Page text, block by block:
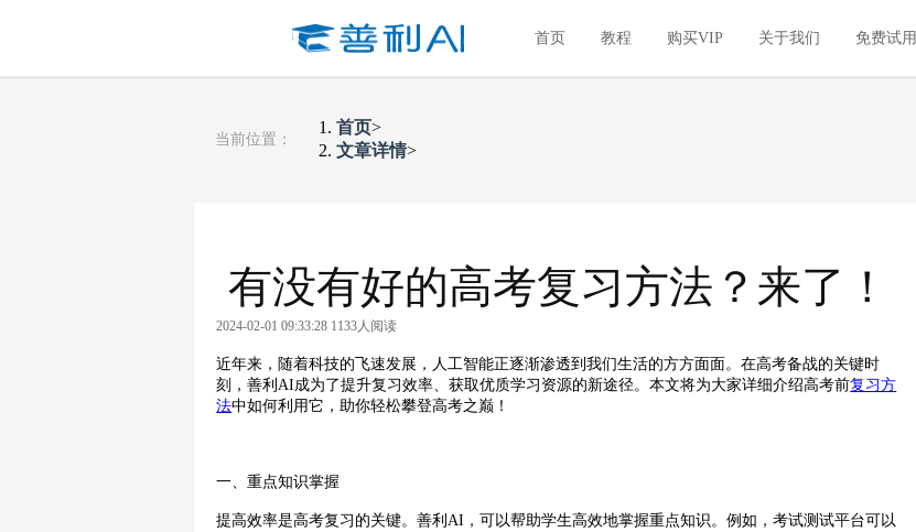
首页 教程 购买VIP 关于我们 免费试用
当前位置：
首页>
文章详情>
有没有好的高考复习方法？来了！
2024-02-01 09:33:28 1133人阅读
近年来，随着科技的飞速发展，人工智能正逐渐渗透到我们生活的方方面面。在高考备战的关键时
刻，善利AI成为了提升复习效率、获取优质学习资源的新途径。本文将为大家详细介绍高考前复习方
法中如何利用它，助你轻松攀登高考之巅！
一、重点知识掌握
提高效率是高考复习的关键。善利AI，可以帮助学生高效地掌握重点知识。例如，考试测试平台可以